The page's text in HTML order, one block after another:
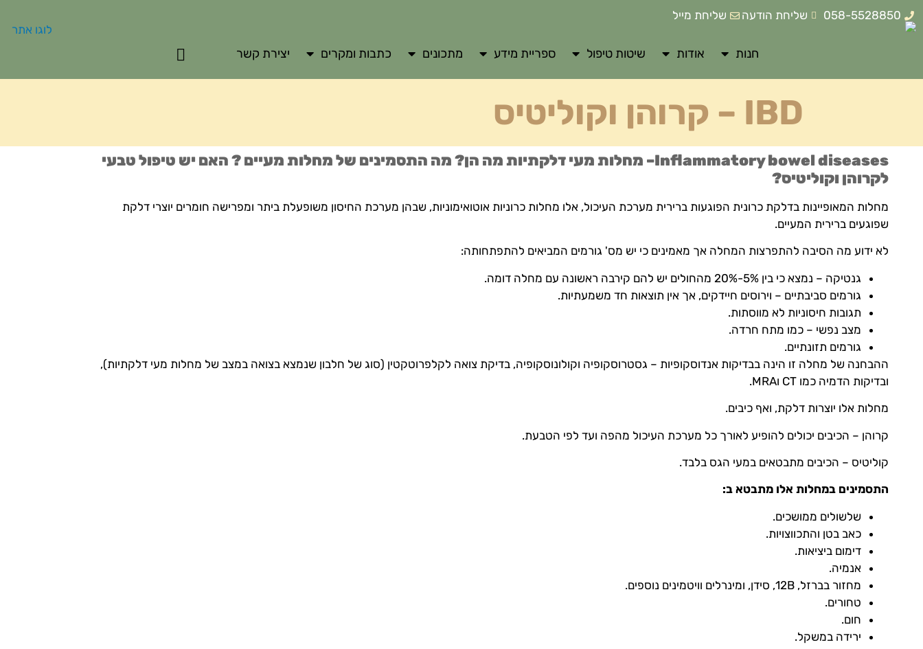
058-5528850 שליחת הודעה שליחת מייל
חנות אודות שיטות טיפול ספריית מידע מתכונים כתבות ומקרים יצירת קשר
IBD – קרוהן וקוליטיס
Inflammatory bowel diseases– מחלות מעי דלקתיות מה הן? מה התסמינים של מחלות מעיים ? האם יש טיפול טבעי
לקרוהן וקוליטיס?
מחלות המאופיינות בדלקת כרונית הפוגעות ברירית מערכת העיכול, אלו מחלות כרוניות אוטואימוניות, שבהן מערכת החיסון משופעלת ביתר ומפרישה חומרים יוצרי דלקת
שפוגעים ברירית המעיים.
לא ידוע מה הסיבה להתפרצות המחלה אך מאמינים כי יש מס' גורמים המביאים להתפתחותה:
גנטיקה – נמצא כי בין 5%-20% מהחולים יש להם קירבה ראשונה עם מחלה דומה.
גורמים סביבתיים – וירוסים חיידקים, אך אין תוצאות חד משמעתיות.
תגובות חיסוניות לא מווסתות.
מצב נפשי – כמו מתח חרדה.
גורמים תזונתיים.
ההבחנה של מחלה זו הינה בבדיקות אנדוסקופיות – גסטרוסקופיה וקולונוסקופיה, בדיקת צואה לקלפרוטקטין (סוג של חלבון שנמצא בצואה במצב של מחלות מעי דלקתיות),
ובדיקות הדמיה כמו CT וMRA.
מחלות אלו יוצרות דלקת, ואף כיבים.
קרוהן – הכיבים יכולים להופיע לאורך כל מערכת העיכול מהפה ועד לפי הטבעת.
קוליטיס – הכיבים מתבטאים במעי הגס בלבד.
התסמינים במחלות אלו מתבטא ב:
שלשולים ממושכים.
כאב בטן והתכווצויות.
דימום ביציאות.
אנמיה.
מחזור בברזל, 12B, סידן, ומינרלים וויטמינים נוספים.
טחורים.
חום.
ירידה במשקל.